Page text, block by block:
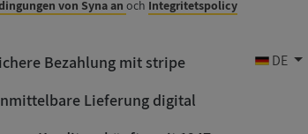
von Syna an och Integritetspolicy
Bezahlung mit stripe
Lieferung digital
DE